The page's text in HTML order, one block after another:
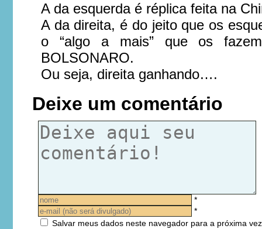
A da esquerda é réplica feita na
A da direita, é do jeito que os
o “algo a mais” que os
BOLSONARO.
Ou seja, direita ganhando….
Deixe um comentário
*
*
Salvar meus dados neste navegador para a próxima